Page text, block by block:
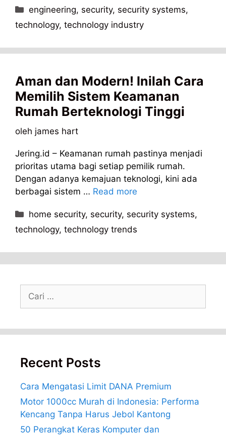
Kategori
engineering, security, security systems,
technology, technology industry
Aman dan Modern! Inilah Cara
Memilih Sistem Keamanan
Rumah Berteknologi Tinggi
oleh james hart
Jering.id – Keamanan rumah pastinya menjadi
prioritas utama bagi setiap pemilik rumah.
Dengan adanya kemajuan teknologi, kini ada
berbagai sistem … Read more
Kategori
home security, security, security systems,
technology, technology trends
untuk:
Recent Posts
Cara Mengatasi Limit DANA Premium
Motor 1000cc Murah di Indonesia: Performa
Kencang Tanpa Harus Jebol Kantong
50 Perangkat Keras Komputer dan